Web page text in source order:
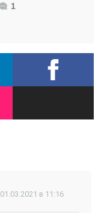
1
01.03.2021 в 11:16